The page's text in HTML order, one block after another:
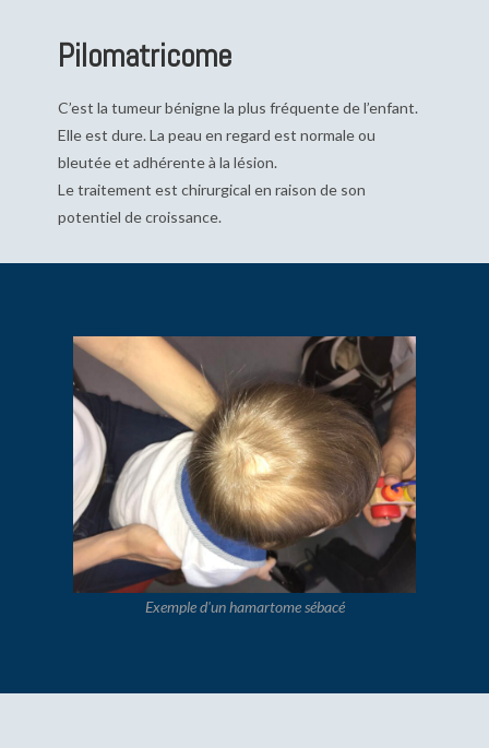
Pilomatricome
C’est la tumeur bénigne la plus fréquente de l’enfant.
Elle est dure. La peau en regard est normale ou
bleutée et adhérente à la lésion.
Le traitement est chirurgical en raison de son
potentiel de croissance.
Exemple d'un hamartome sébacé